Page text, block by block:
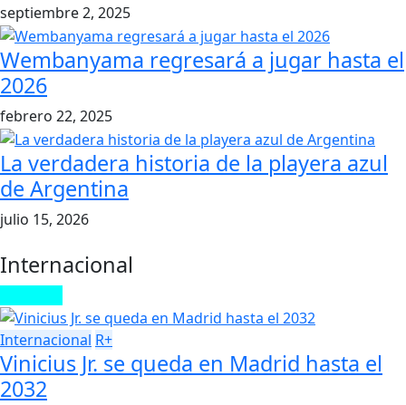
septiembre 2, 2025
Wembanyama regresará a jugar hasta el
2026
febrero 22, 2025
La verdadera historia de la playera azul
de Argentina
julio 15, 2026
Internacional
Internacional R+
Vinicius Jr. se queda en Madrid hasta el
2032